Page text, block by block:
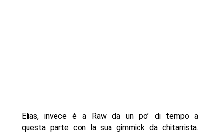
Elias, invece è a Raw da un po’ di tempo a
questa parte con la sua gimmick da chitarrista.